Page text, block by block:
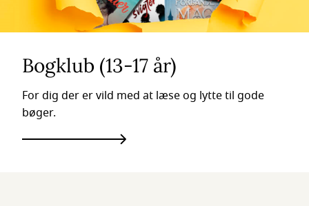
Bogklub (13-17 år)
For dig der er vild med at læse og lytte til gode
bøger.